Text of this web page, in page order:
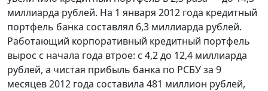
миллиарда рублей. На 1 января 2012 года кредитный
портфель банка составлял 6,3 миллиарда рублей.
Работающий корпоративный кредитный портфель
вырос с начала года втрое: с 4,2 до 12,4 миллиарда
рублей, а чистая прибыль банка по РСБУ за 9
месяцев 2012 года составила 481 миллион рублей,